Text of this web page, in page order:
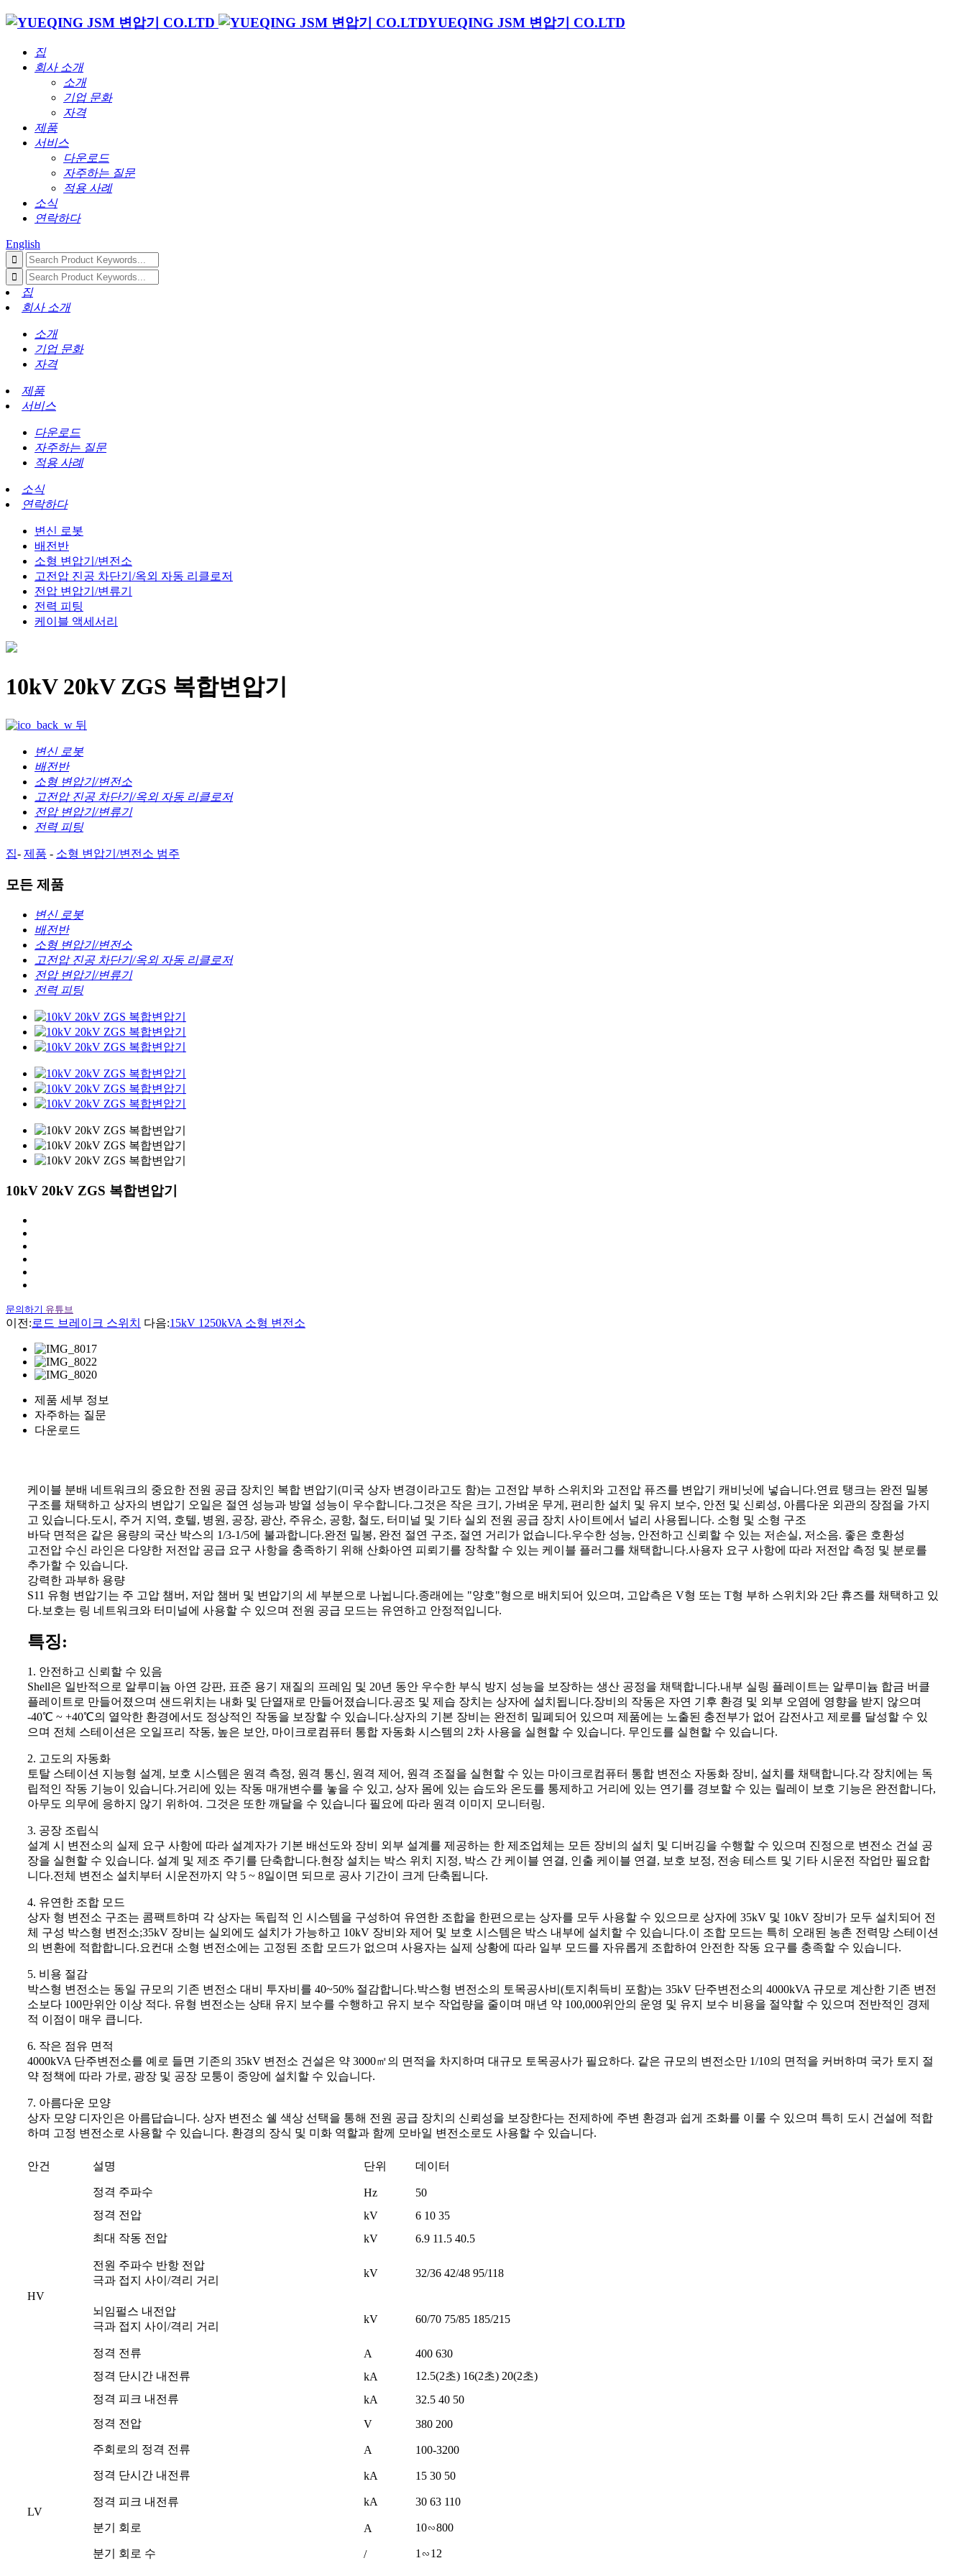
YUEQING JSM 변압기 CO.LTD
집
회사 소개
소개
기업 문화
자격
제품
서비스
다운로드
자주하는 질문
적용 사례
소식
연락하다
English
집
회사 소개
소개
기업 문화
자격
제품
서비스
다운로드
자주하는 질문
적용 사례
소식
연락하다
변신 로봇
배전반
소형 변압기/변전소
고전압 진공 차단기/옥외 자동 리클로저
전압 변압기/변류기
전력 피팅
케이블 액세서리
10kV 20kV ZGS 복합변압기
뒤
변신 로봇
배전반
소형 변압기/변전소
고전압 진공 차단기/옥외 자동 리클로저
전압 변압기/변류기
전력 피팅
집- 제품 - 소형 변압기/변전소 범주
모든 제품
변신 로봇
배전반
소형 변압기/변전소
고전압 진공 차단기/옥외 자동 리클로저
전압 변압기/변류기
전력 피팅
10kV 20kV ZGS 복합변압기
문의하기 유튜브
이전:로드 브레이크 스위치 다음:15kV 1250kVA 소형 변전소
제품 세부 정보
자주하는 질문
다운로드
케이블 분배 네트워크의 중요한 전원 공급 장치인 복합 변압기(미국 상자 변경이라고도 함)는 고전압 부하 스위치와 고전압 퓨즈를 변압기 캐비닛에 넣습니다.연료 탱크는 완전 밀봉
구조를 채택하고 상자의 변압기 오일은 절연 성능과 방열 성능이 우수합니다.그것은 작은 크기, 가벼운 무게, 편리한 설치 및 유지 보수, 안전 및 신뢰성, 아름다운 외관의 장점을 가지
고 있습니다.도시, 주거 지역, 호텔, 병원, 공장, 광산, 주유소, 공항, 철도, 터미널 및 기타 실외 전원 공급 장치 사이트에서 널리 사용됩니다. 소형 및 소형 구조
바닥 면적은 같은 용량의 국산 박스의 1/3-1/5에 불과합니다.완전 밀봉, 완전 절연 구조, 절연 거리가 없습니다.우수한 성능, 안전하고 신뢰할 수 있는 저손실, 저소음. 좋은 호환성
고전압 수신 라인은 다양한 저전압 공급 요구 사항을 충족하기 위해 산화아연 피뢰기를 장착할 수 있는 케이블 플러그를 채택합니다.사용자 요구 사항에 따라 저전압 측정 및 분로를
추가할 수 있습니다.
강력한 과부하 용량
S11 유형 변압기는 주 고압 챔버, 저압 챔버 및 변압기의 세 부분으로 나뉩니다.종래에는 "양호"형으로 배치되어 있으며, 고압측은 V형 또는 T형 부하 스위치와 2단 휴즈를 채택하고 있
다.보호는 링 네트워크와 터미널에 사용할 수 있으며 전원 공급 모드는 유연하고 안정적입니다.
특징:
1. 안전하고 신뢰할 수 있음
Shell은 일반적으로 알루미늄 아연 강판, 표준 용기 재질의 프레임 및 20년 동안 우수한 부식 방지 성능을 보장하는 생산 공정을 채택합니다.내부 실링 플레이트는 알루미늄 합금 버클
플레이트로 만들어졌으며 샌드위치는 내화 및 단열재로 만들어졌습니다.공조 및 제습 장치는 상자에 설치됩니다.장비의 작동은 자연 기후 환경 및 외부 오염에 영향을 받지 않으며
-40℃ ~ +40℃의 열악한 환경에서도 정상적인 작동을 보장할 수 있습니다.상자의 기본 장비는 완전히 밀폐되어 있으며 제품에는 노출된 충전부가 없어 감전사고 제로를 달성할 수 있
으며 전체 스테이션은 오일프리 작동, 높은 보안, 마이크로컴퓨터 통합 자동화 시스템의 2차 사용을 실현할 수 있습니다. 무인도를 실현할 수 있습니다.
2. 고도의 자동화
토탈 스테이션 지능형 설계, 보호 시스템은 원격 측정, 원격 통신, 원격 제어, 원격 조절을 실현할 수 있는 마이크로컴퓨터 통합 변전소 자동화 장비, 설치를 채택합니다.각 장치에는 독
립적인 작동 기능이 있습니다.거리에 있는 작동 매개변수를 놓을 수 있고, 상자 몸에 있는 습도와 온도를 통제하고 거리에 있는 연기를 경보할 수 있는 릴레이 보호 기능은 완전합니다,
아무도 의무에 응하지 않기 위하여. 그것은 또한 깨달을 수 있습니다 필요에 따라 원격 이미지 모니터링.
3. 공장 조립식
설계 시 변전소의 실제 요구 사항에 따라 설계자가 기본 배선도와 장비 외부 설계를 제공하는 한 제조업체는 모든 장비의 설치 및 디버깅을 수행할 수 있으며 진정으로 변전소 건설 공
장을 실현할 수 있습니다. 설계 및 제조 주기를 단축합니다.현장 설치는 박스 위치 지정, 박스 간 케이블 연결, 인출 케이블 연결, 보호 보정, 전송 테스트 및 기타 시운전 작업만 필요합
니다.전체 변전소 설치부터 시운전까지 약 5 ~ 8일이면 되므로 공사 기간이 크게 단축됩니다.
4. 유연한 조합 모드
상자 형 변전소 구조는 콤팩트하며 각 상자는 독립적 인 시스템을 구성하여 유연한 조합을 한편으로는 상자를 모두 사용할 수 있으므로 상자에 35kV 및 10kV 장비가 모두 설치되어 전
체 구성 박스형 변전소;35kV 장비는 실외에도 설치가 가능하고 10kV 장비와 제어 및 보호 시스템은 박스 내부에 설치할 수 있습니다.이 조합 모드는 특히 오래된 농촌 전력망 스테이션
의 변환에 적합합니다.요컨대 소형 변전소에는 고정된 조합 모드가 없으며 사용자는 실제 상황에 따라 일부 모드를 자유롭게 조합하여 안전한 작동 요구를 충족할 수 있습니다.
5. 비용 절감
박스형 변전소는 동일 규모의 기존 변전소 대비 투자비를 40~50% 절감합니다.박스형 변전소의 토목공사비(토지취득비 포함)는 35kV 단주변전소의 4000kVA 규모로 계산한 기존 변전
소보다 100만위안 이상 적다. 유형 변전소는 상태 유지 보수를 수행하고 유지 보수 작업량을 줄이며 매년 약 100,000위안의 운영 및 유지 보수 비용을 절약할 수 있으며 전반적인 경제
적 이점이 매우 큽니다.
6. 작은 점유 면적
4000kVA 단주변전소를 예로 들면 기존의 35kV 변전소 건설은 약 3000㎡의 면적을 차지하며 대규모 토목공사가 필요하다. 같은 규모의 변전소만 1/10의 면적을 커버하며 국가 토지 절
약 정책에 따라 가로, 광장 및 공장 모퉁이 중앙에 설치할 수 있습니다.
7. 아름다운 모양
상자 모양 디자인은 아름답습니다. 상자 변전소 쉘 색상 선택을 통해 전원 공급 장치의 신뢰성을 보장한다는 전제하에 주변 환경과 쉽게 조화를 이룰 수 있으며 특히 도시 건설에 적합
하며 고정 변전소로 사용할 수 있습니다. 환경의 장식 및 미화 역할과 함께 모바일 변전소로도 사용할 수 있습니다.
안건 설명 단위 데이터
HV
정격 주파수 Hz
50
정격 전압
kV
6 10 35
최대 작동 전압
kV 6.9 11.5 40.5
전원 주파수 반항 전압
극과 접지 사이/격리 거리
kV 32/36 42/48 95/118
뇌임펄스 내전압
극과 접지 사이/격리 거리
kV 60/70 75/85 185/215
정격 전류 A
400 630
정격 단시간 내전류
kA
12.5(2초) 16(2초) 20(2초)
정격 피크 내전류
kA 32.5 40 50
LV
정격 전압 V 380 200
주회로의 정격 전류 A 100-3200
정격 단시간 내전류 kA 15 30 50
정격 피크 내전류 kA 30 63 110
분기 회로 A 10∽800
분기 회로 수 / 1∽12